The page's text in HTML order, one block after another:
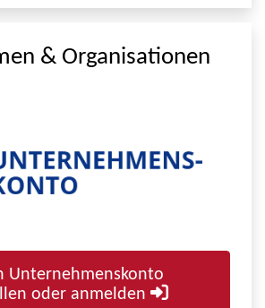
& Organisationen
Unternehmenskonto
oder anmelden